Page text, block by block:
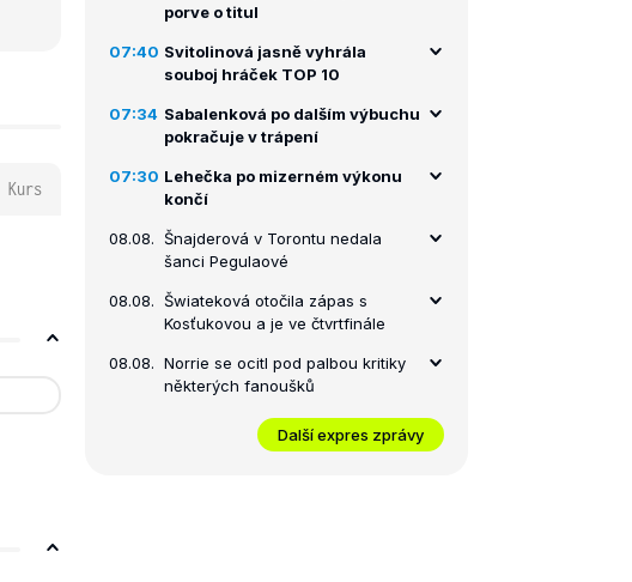
Kurs
porve o titul
07:40 Svitolinová jasně vyhrála
souboj hráček TOP 10
07:34 Sabalenková po dalším výbuchu
pokračuje v trápení
07:30 Lehečka po mizerném výkonu
končí
08.08. Šnajderová v Torontu nedala
šanci Pegulaové
08.08. Šwiateková otočila zápas s
Kosťukovou a je ve čtvrtfinále
08.08. Norrie se ocitl pod palbou kritiky
některých fanoušků
Další expres zprávy